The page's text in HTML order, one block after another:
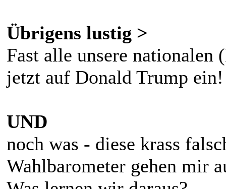
Übrigens lustig >
Fast alle unsere
jetzt auf Donald Trump ein!
UND
noch was - diese krass
Wahlbarometer gehen mir